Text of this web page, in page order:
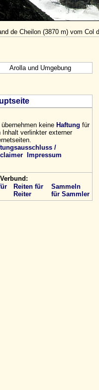
de Cheilon (3870 m) vom Col
Arolla und Umgebung
übernehmen keine Haftung für
Inhalt verlinkter externer
/
Impressum
Reiten für
Reiter
Sammeln
für Sammler